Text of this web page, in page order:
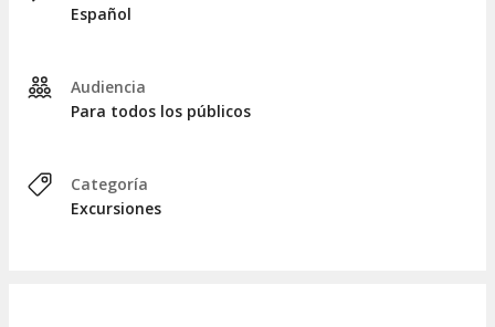
Español
Audiencia
Para todos los públicos
Categoría
Excursiones